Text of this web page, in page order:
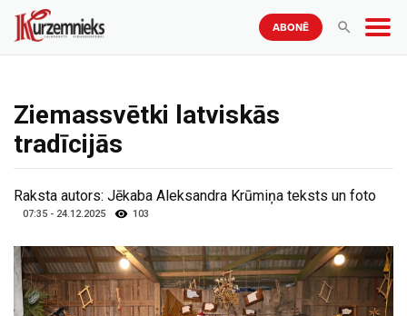
ABONĒ
Ziemassvētki latviskās
tradīcijās
Raksta autors: Jēkaba Aleksandra Krūmiņa teksts un foto
07:35 - 24.12.2025 103